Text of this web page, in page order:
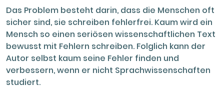
Das Problem besteht darin, dass die Menschen oft
sicher sind, sie schreiben fehlerfrei. Kaum wird ein
Mensch so einen seriösen wissenschaftlichen Text
bewusst mit Fehlern schreiben. Folglich kann der
Autor selbst kaum seine Fehler finden und
verbessern, wenn er nicht Sprachwissenschaften
studiert.